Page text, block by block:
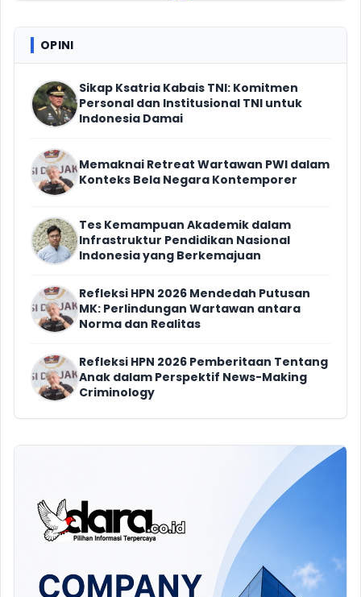
OPINI
Sikap Ksatria Kabais TNI: Komitmen
Personal dan Institusional TNI untuk
Indonesia Damai
Memaknai Retreat Wartawan PWI dalam
Konteks Bela Negara Kontemporer
Tes Kemampuan Akademik dalam
Infrastruktur Pendidikan Nasional
Indonesia yang Berkemajuan
Refleksi HPN 2026 Mendedah Putusan
MK: Perlindungan Wartawan antara
Norma dan Realitas
Refleksi HPN 2026 Pemberitaan Tentang
Anak dalam Perspektif News-Making
Criminology